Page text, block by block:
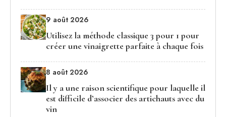
9 août 2026
Utilisez la méthode classique 3 pour 1 pour
créer une vinaigrette parfaite à chaque fois
8 août 2026
Il y a une raison scientifique pour laquelle il
est difficile d’associer des artichauts avec du
vin